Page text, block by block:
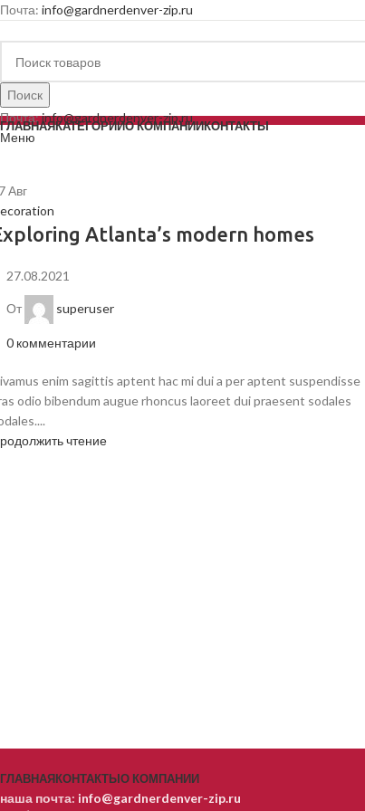
Почта: info@gardnerdenver-zip.ru
Поиск
Почта:info@gardnerdenver-zip.ru
Меню
ГЛАВНАЯКАТЕГОРИИО КОМПАНИИКОНТАКТЫ
Авг
Atlanta’s modern homes
27.08.2021
От superuser
0 комментарии
enim sagittis aptent hac mi dui a per aptent suspendisse
odio bibendum augue rhoncus laoreet dui praesent sodales
чтение
ГЛАВНАЯКОНТАКТЫО КОМПАНИИ
наша почта: info@gardnerdenver-zip.ru